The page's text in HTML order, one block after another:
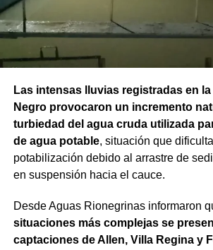
Las intensas lluvias registradas en
Negro provocaron un incremento
turbiedad del agua cruda utilizada
de agua potable, situación que
potabilización debido al arrastre de
en suspensión hacia el cauce.
Desde Aguas Rionegrinas informaron
situaciones más complejas se
captaciones de Allen, Villa Regina y